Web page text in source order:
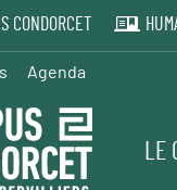
CONDORCET
Agenda
LE